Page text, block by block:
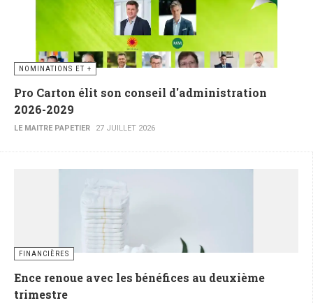
NOMINATIONS ET +
Pro Carton élit son conseil d'administration
2026-2029
LE MAITRE PAPETIER 27 JUILLET 2026
FINANCIÈRES
Ence renoue avec les bénéfices au deuxième
trimestre